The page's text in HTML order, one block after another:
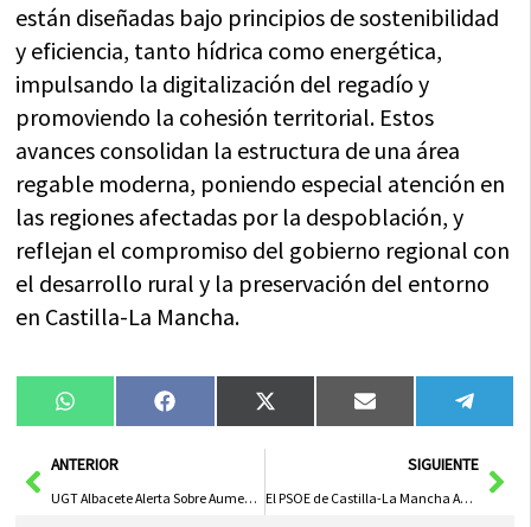
están diseñadas bajo principios de sostenibilidad
y eficiencia, tanto hídrica como energética,
impulsando la digitalización del regadío y
promoviendo la cohesión territorial. Estos
avances consolidan la estructura de una área
regable moderna, poniendo especial atención en
las regiones afectadas por la despoblación, y
reflejan el compromiso del gobierno regional con
el desarrollo rural y la preservación del entorno
en Castilla-La Mancha.
Compartir
en
WhatsAppCompartir
en
FacebookCompartir
en
X
(Twitter)
Compartir
en
Email
en
AntANTERIOR
UGT Albacete Alerta Sobre Aumento de Precios y Escasez de Viviendas en la Región
SIGUIENTE
El PSOE de Castilla-La Mancha Aborda Nuevas Reformas Educativas